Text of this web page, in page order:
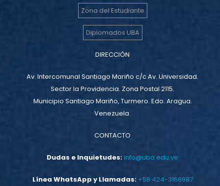
Zona del Estudiante
Diplomados UBA
DIRECCIÓN
Av. Intercomunal Santiago Mariño c/c Av. Universidad.
Sector la Providencia. Zona Postal 2115.
Municipio Santiago Mariño, Turmero. Edo. Aragua.
Venezuela.
CONTACTO
Dudas e Inquietudes:info@uba.edu.ve
Línea WhatsApp y Llamadas:+58 424-3166987